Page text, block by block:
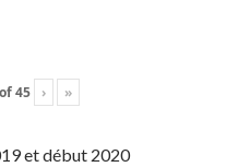
of45 › »
et début 2020